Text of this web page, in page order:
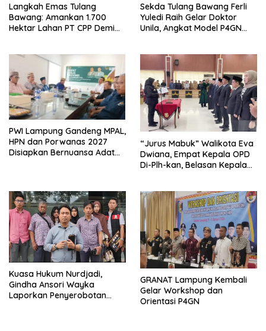
Langkah Emas Tulang
Bawang: Amankan 1.700
Hektar Lahan PT CPP Demi
Sekda Tulang Bawang Ferli
Yuledi Raih Gelar Doktor
Unila, Angkat Model P4GN
PWI Lampung Gandeng MPAL,
HPN dan Porwanas 2027
Disiapkan Bernuansa Adat
“Jurus Mabuk” Walikota Eva
Dwiana, Empat Kepala OPD
Di-Plh-kan, Belasan Kepala
Kuasa Hukum Nurdjadi,
Gindha Ansori Wayka
Laporkan Penyerobotan
GRANAT Lampung Kembali
Gelar Workshop dan
Orientasi P4GN